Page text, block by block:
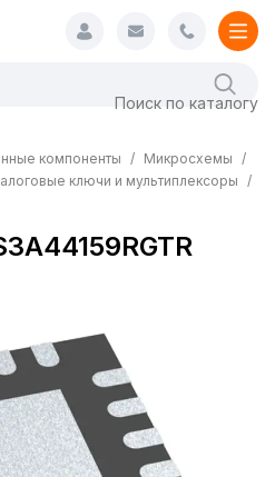
компоненты
Микросхемы
ключи и мультиплексоры